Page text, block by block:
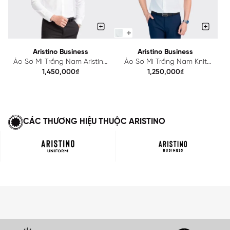
Aristino Business
Áo Sơ Mi Trắng Nam Aristino
Business Knit Nhật 1LS0300Z
1,450,000₫
Aristino Business
Áo Sơ Mi Trắng Nam Knit
Nhật Aristino Business Knit
1,250,000₫
CÁC THƯƠNG HIỆU THUỘC ARISTINO